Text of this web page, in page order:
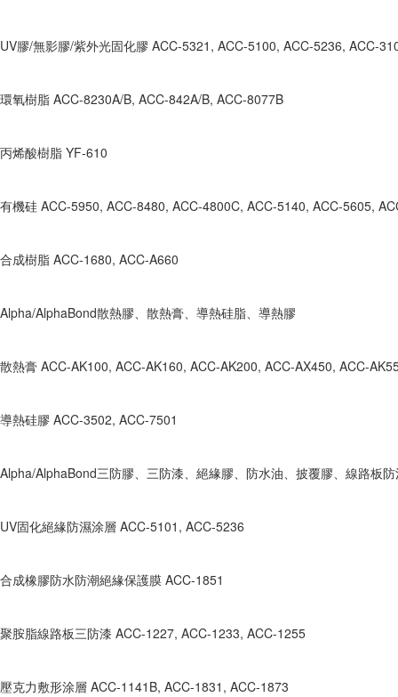
UV膠/無影膠/紫外光固化膠 ACC-5321, ACC-5100, ACC-5236, ACC-
環氧樹脂 ACC-8230A/B, ACC-842A/B, ACC-8077B
丙烯酸樹脂 YF-610
有機硅 ACC-5950, ACC-8480, ACC-4800C, ACC-5140, ACC-5605,
合成樹脂 ACC-1680, ACC-A660
Alpha/AlphaBond散熱膠、散熱膏、導熱硅脂、導熱膠
散熱膏 ACC-AK100, ACC-AK160, ACC-AK200, ACC-AX450, ACC-
導熱硅膠 ACC-3502, ACC-7501
Alpha/AlphaBond三防膠、三防漆、絕緣膠、防水油、披覆膠、線路板
UV固化絕緣防濕涂層 ACC-5101, ACC-5236
合成橡膠防水防潮絕緣保護膜 ACC-1851
聚胺脂線路板三防漆 ACC-1227, ACC-1233, ACC-1255
壓克力敷形涂層 ACC-1141B, ACC-1831, ACC-1873